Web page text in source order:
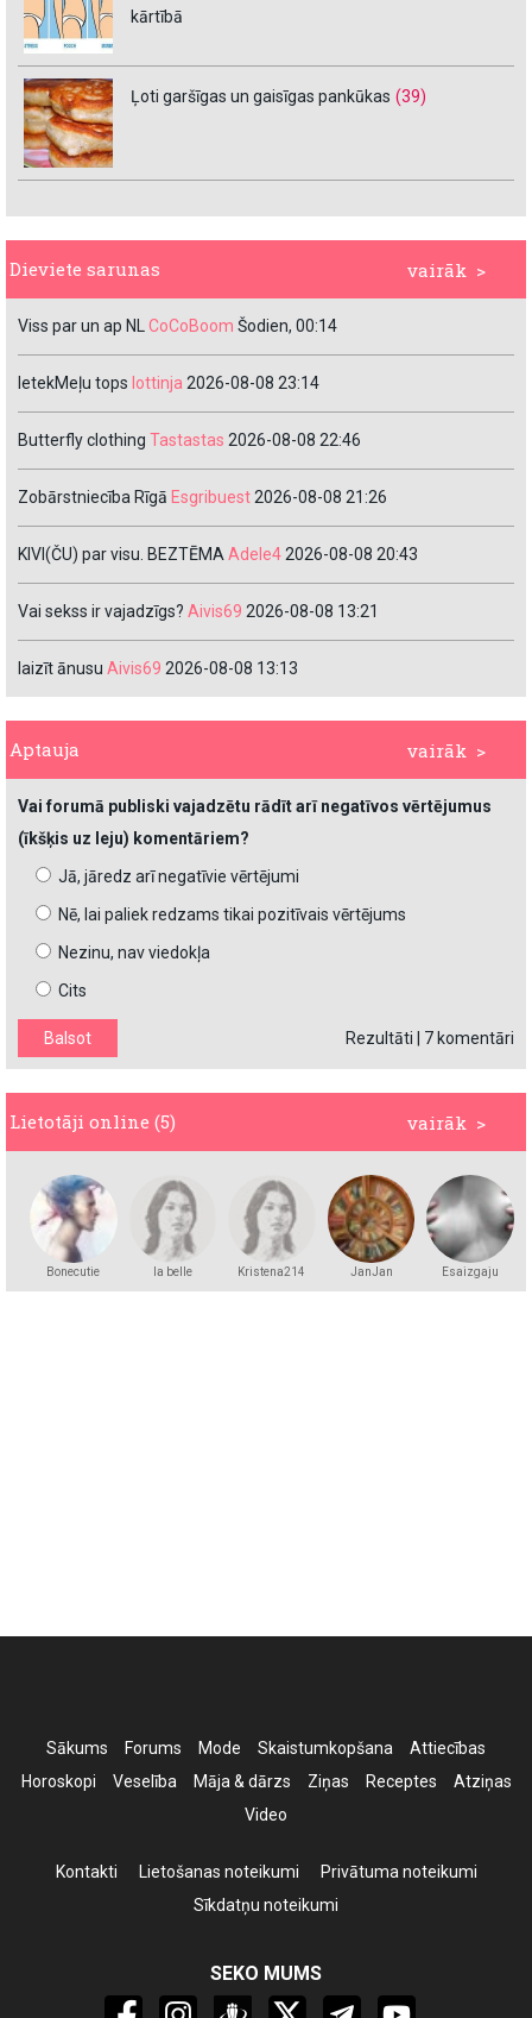
kārtībā
Ļoti garšīgas un gaisīgas pankūkas (39)
vairāk >
Dieviete sarunas
Viss par un ap NLCoCoBoom Šodien, 00:14
IetekMeļu tops lottinja 2026-08-08 23:14
Butterfly clothing Tastastas 2026-08-08 22:46
Zobārstniecība Rīgā Esgribuest2026-08-08 21:26
KIVI(ČU) par visu. BEZTĒMAAdele42026-08-08 20:43
Vai sekss ir vajadzīgs? Aivis69 2026-08-08 13:21
laizīt ānusu Aivis69 2026-08-08 13:13
vairāk >
Aptauja
Vai forumā publiski vajadzētu rādīt arī negatīvos vērtējumus
(īkšķis uz leju) komentāriem?
Jā, jāredz arī negatīvie vērtējumi
Nē, lai paliek redzams tikai pozitīvais vērtējums
Nezinu, nav viedokļa
Cits
Rezultāti 7 komentāri
vairāk >
Lietotāji online (5)
Bonecutie la belle Kristena214 JanJan Esaizgaju
Sākums Forums Mode Skaistumkopšana
Attiecības
Horoskopi
Veselība Māja & dārzs Ziņas Receptes
Atziņas
Video
Kontakti Lietošanas noteikumi
Privātuma noteikumi
Sīkdatņu noteikumi
SEKO MUMS